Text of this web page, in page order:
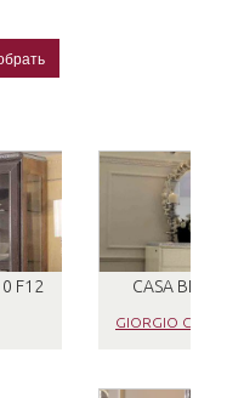
F12 CASA
GIORGIO CASA